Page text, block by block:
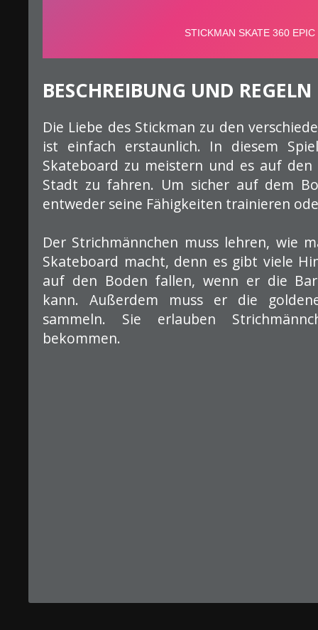
BESCHREIBUNG UND REGELN
Die Liebe des Stickman zu den
ist einfach erstaunlich. In diesem
Skateboard zu meistern und es auf
Stadt zu fahren. Um sicher auf dem
entweder seine Fähigkeiten trainieren
Der Strichmännchen muss lehren, wie
Skateboard macht, denn es gibt viele
auf den Boden fallen, wenn er die
kann. Außerdem muss er die
sammeln. Sie erlauben
bekommen.